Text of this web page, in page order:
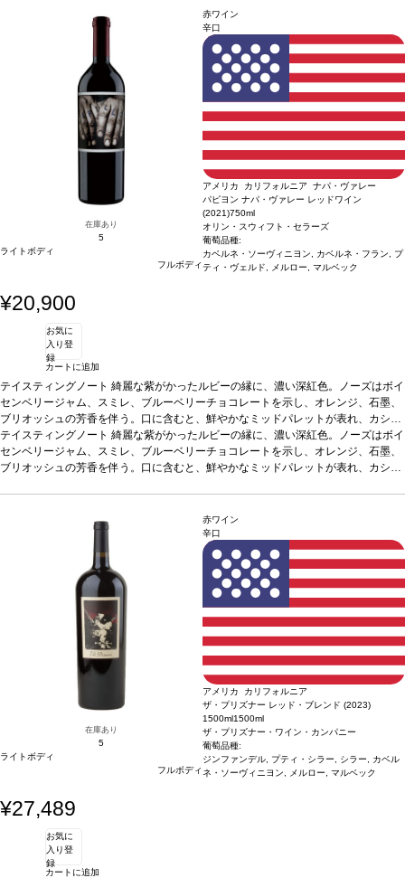
ィンテージが在庫切れの場合、在庫があり価格が同様の場合は自動的に次のヴィン
テージに変更されます、ご了承ください。
アロマを表し、繊細なスミレのニュアンスを感じる余韻が続く。
イやフィレミニョンステーキなどと好相性葡萄品種
5%、プティ・ヴェルド 15%、プティ・シラー 10%、カベルネ・フラン 10%*本ヴ
ィンテージが在庫切れの場合、在庫があり価格が同様の場合は自動的に次のヴィン
テージに変更されます、ご了承ください。
在庫あり
5
ライトボディ
フルボディ
赤ワイン
辛口
アメリカ カリフォルニア ナパ・ヴァレー
パピヨン ナパ・ヴァレー レッドワイン
(2021)750ml
オリン・スウィフト・セラーズ
葡萄品種:
カベルネ・ソーヴィニヨン, カベルネ・フラン, プ
ティ・ヴェルド, メルロー, マルベック
¥20,900
お気に
入り登
録
カートに追加
テイスティングノート 綺麗な紫がかったルビーの縁に、濃い深紅色。ノーズはボイ
センベリージャム、スミレ、ブルーベリーチョコレートを示し、オレンジ、石墨、
ブリオッシュの芳香を伴う。口に含むと、鮮やかなミッドパレットが表れ、カシ
ス、ブラックベリー、ベーキングスパイスをしっかりと感じる。包み込むようなテ
クスチャーを持ち、石灰質でドライなタンニンに、長い余韻のフィニッシュで締め
くくられる合う料理赤身肉、ステーキ、パスタ、熟成チーズなどと好相性
葡萄品
自動的に次のヴィンテージに変更されます、ご了承ください。
テイスティングノート 綺麗な紫がかったルビーの縁に、濃い深紅色。ノーズはボイ
センベリージャム、スミレ、ブルーベリーチョコレートを示し、オレンジ、石墨、
ブリオッシュの芳香を伴う。口に含むと、鮮やかなミッドパレットが表れ、カシ
赤身肉、ステーキ、パスタ、熟成チーズなどと好相性
カベルネ・ソーヴィニヨン、カベルネ・フラン、マルベック、メルロー、プテ
*本ヴィンテージが在庫切れの場合、在庫があり価格が同様の場合は
自動的に次のヴィンテージに変更されます、ご了承ください。
在庫あり
5
ライトボディ
フルボディ
赤ワイン
辛口
アメリカ カリフォルニア
ザ・プリズナー レッド・ブレンド (2023)
1500ml1500ml
ザ・プリズナー・ワイン・カンパニー
葡萄品種:
ジンファンデル, プティ・シラー, シラー, カベル
ネ・ソーヴィニヨン, メルロー, マルベック
¥27,489
お気に
入り登
録
カートに追加